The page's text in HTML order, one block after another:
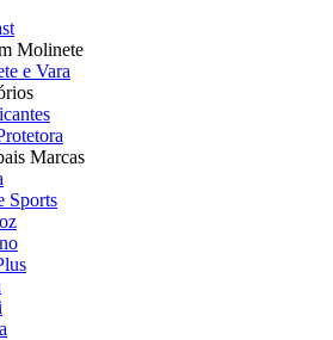
Molinete
e Vara
Marcas
Sports